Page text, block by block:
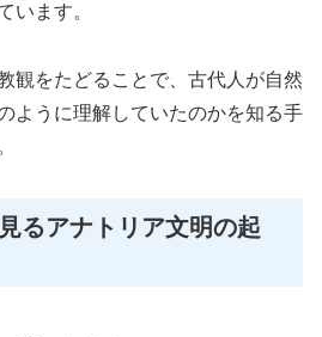
います。
観をたどることで、古代人が自然
ように理解していたのかを知る手
るアナトリア文明の起